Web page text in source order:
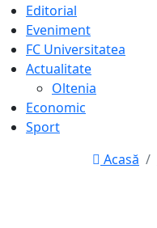
Editorial
Eveniment
FC Universitatea
Actualitate
Oltenia
Economic
Sport
Acasă